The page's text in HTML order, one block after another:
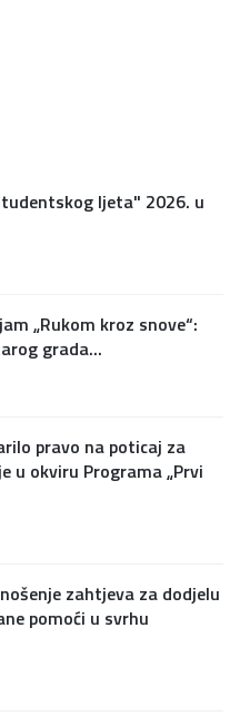
ljeta" 2026. u
„Rukom kroz snove“:
grada...
pravo na poticaj za
u okviru Programa „Prvi
zahtjeva za dodjelu
pomoći u svrhu